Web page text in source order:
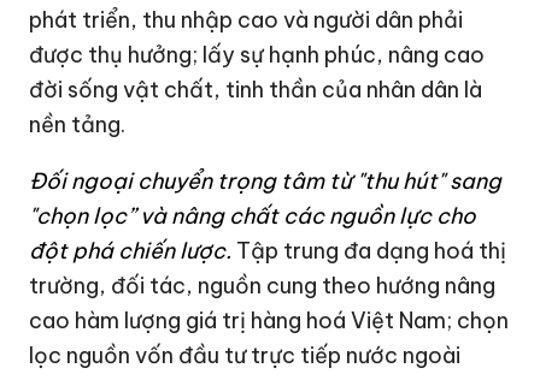
phát triển, thu nhập cao và người dân phải
được thụ hưởng; lấy sự hạnh phúc, nâng cao
đời sống vật chất, tinh thần của nhân dân là
nền tảng.
Đối ngoại chuyển trọng tâm từ "thu hút" sang
"chọn lọc” và nâng chất các nguồn lực cho
đột phá chiến lược. Tập trung đa dạng hoá thị
trường, đối tác, nguồn cung theo hướng nâng
cao hàm lượng giá trị hàng hoá Việt Nam; chọn
lọc nguồn vốn đầu tư trực tiếp nước ngoài